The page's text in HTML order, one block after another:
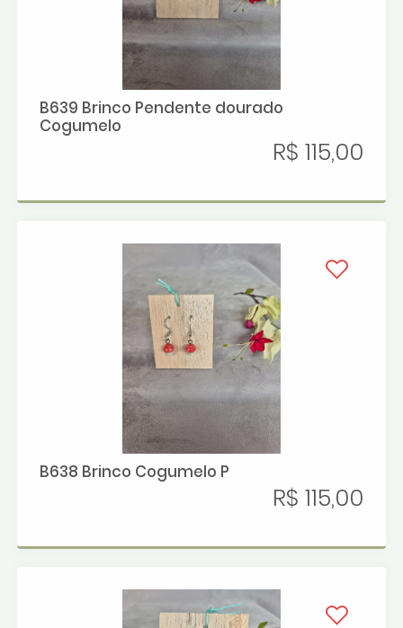
B639 Brinco Pendente dourado
Cogumelo
R$ 115,00
B638 Brinco Cogumelo P
R$ 115,00